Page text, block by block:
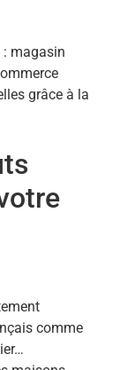
: magasin
grâce à la
comme